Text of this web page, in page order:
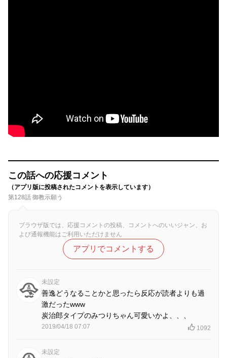
この話への応援コメント
（アプリ版に投稿されたコメントを表示しています）
第128話 御教示願う
ブラウザ版では、応援コメントの投稿、コメントへのいいジャン、お
よび通報機能はご利用いただけません
アプリでコメントする
未設定
善逸どうなることかと思ったら反応が読者よりも過
激だったwww
炭治郎タイプのみつりちゃん可愛いかよ、、、
2019/04/18 07:07 1092
未設定